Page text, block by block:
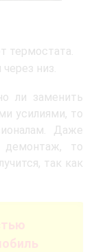
термостата.
низ.
ли заменить
усилиями, то
Даже
демонтаж, то
так как